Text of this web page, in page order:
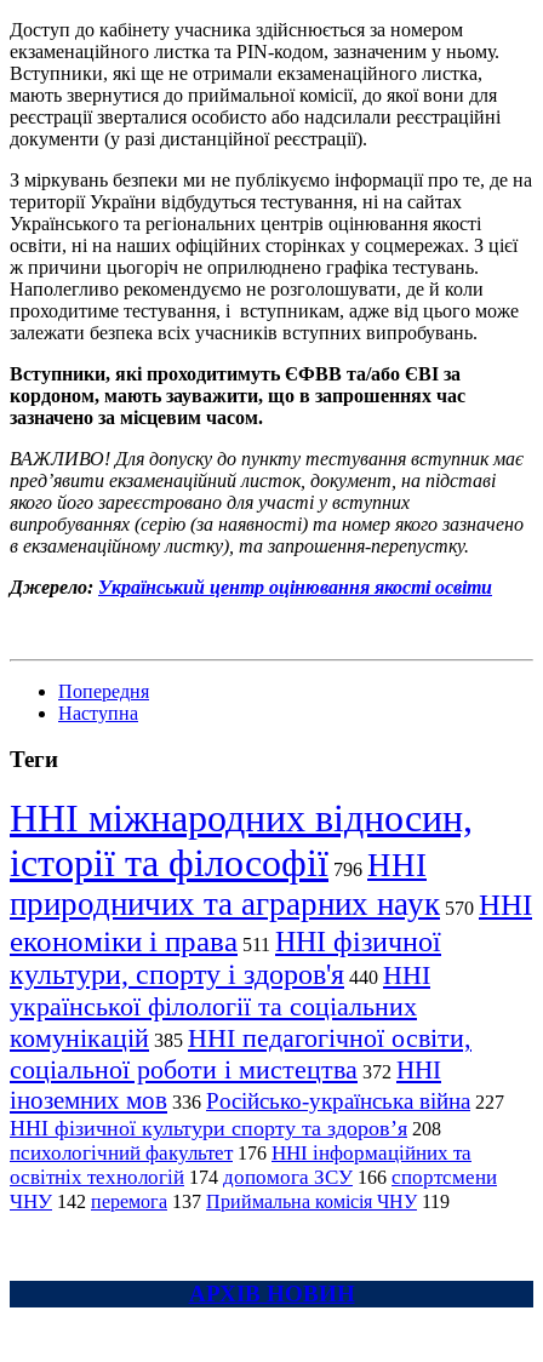
Доступ до кабінету учасника здійснюється за номером
екзаменаційного листка та PIN-кодом, зазначеним у ньому.
Вступники, які ще не отримали екзаменаційного листка,
мають звернутися до приймальної комісії, до якої вони для
реєстрації зверталися особисто або надсилали реєстраційні
документи (у разі дистанційної реєстрації).
З міркувань безпеки ми не публікуємо інформації про те, де на
території України відбудуться тестування, ні на сайтах
Українського та регіональних центрів оцінювання якості
освіти, ні на наших офіційних сторінках у соцмережах. З цієї
ж причини цьогоріч не оприлюднено графіка тестувань.
Наполегливо рекомендуємо не розголошувати, де й коли
проходитиме тестування, і вступникам, адже від цього може
залежати безпека всіх учасників вступних випробувань.
Вступники, які проходитимуть ЄФВВ та/або ЄВІ за
кордоном, мають зауважити, що в запрошеннях час
зазначено за місцевим часом.
ВАЖЛИВО! Для допуску до пункту тестування вступник має
пред’явити екзаменаційний листок, документ, на підставі
якого його зареєстровано для участі у вступних
випробуваннях (серію (за наявності) та номер якого зазначено
в екзаменаційному листку), та запрошення-перепустку.
Джерело: Український центр оцінювання якості освіти
Попередня
Наступна
Теги
ННІ міжнародних відносин,
історії та філософії 796 ННІ
природничих та аграрних наук 570 ННІ
економіки і права 511 ННІ фізичної
культури, спорту і здоров'я 440 ННІ
української філології та соціальних
комунікацій 385 ННІ педагогічної освіти,
соціальної роботи і мистецтва 372 ННІ
іноземних мов 336 Російсько-українська війна 227
ННІ фізичної культури спорту та здоров’я 208
психологічний факультет 176 ННІ інформаційних та
освітніх технологій 174 допомога ЗСУ 166 спортсмени
ЧНУ 142 перемога 137 Приймальна комісія ЧНУ 119
АРХІВ НОВИН